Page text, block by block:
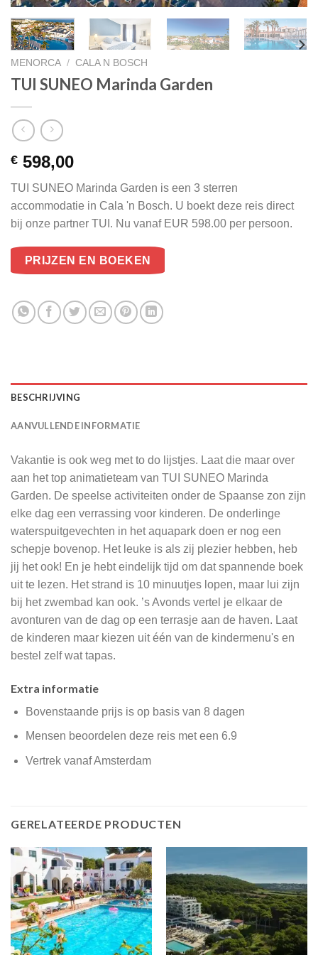
MENORCA / CALA N BOSCH
TUI SUNEO Marinda Garden
€ 598,00
TUI SUNEO Marinda Garden is een 3 sterren
accommodatie in Cala 'n Bosch. U boekt deze reis direct
bij onze partner TUI. Nu vanaf EUR 598.00 per persoon.
PRIJZEN EN BOEKEN
BESCHRIJVING
AANVULLENDE INFORMATIE
Vakantie is ook weg met to do lijstjes. Laat die maar over
aan het top animatieteam van TUI SUNEO Marinda
Garden. De speelse activiteiten onder de Spaanse zon zijn
elke dag een verrassing voor kinderen. De onderlinge
waterspuitgevechten in het aquapark doen er nog een
schepje bovenop. Het leuke is als zij plezier hebben, heb
jij het ook! En je hebt eindelijk tijd om dat spannende boek
uit te lezen. Het strand is 10 minuutjes lopen, maar lui zijn
bij het zwembad kan ook. ’s Avonds vertel je elkaar de
avonturen van de dag op een terrasje aan de haven. Laat
de kinderen maar kiezen uit één van de kindermenu's en
bestel zelf wat tapas.
Extra informatie
Bovenstaande prijs is op basis van 8 dagen
Mensen beoordelen deze reis met een 6.9
Vertrek vanaf Amsterdam
GERELATEERDE PRODUCTEN